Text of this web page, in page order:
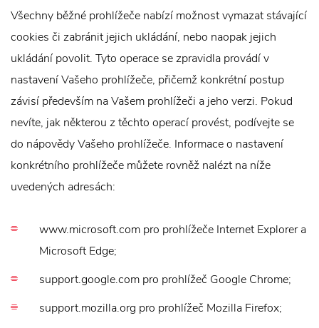
Všechny běžné prohlížeče nabízí možnost vymazat stávající
cookies či zabránit jejich ukládání, nebo naopak jejich
ukládání povolit. Tyto operace se zpravidla provádí v
nastavení Vašeho prohlížeče, přičemž konkrétní postup
závisí především na Vašem prohlížeči a jeho verzi. Pokud
nevíte, jak některou z těchto operací provést, podívejte se
do nápovědy Vašeho prohlížeče. Informace o nastavení
konkrétního prohlížeče můžete rovněž nalézt na níže
uvedených adresách:
www.microsoft.com pro prohlížeče Internet Explorer a
Microsoft Edge;
support.google.com pro prohlížeč Google Chrome;
support.mozilla.org pro prohlížeč Mozilla Firefox;